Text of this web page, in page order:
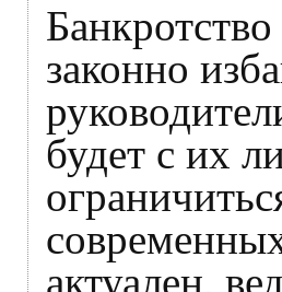
законно
будет с их
актуален,